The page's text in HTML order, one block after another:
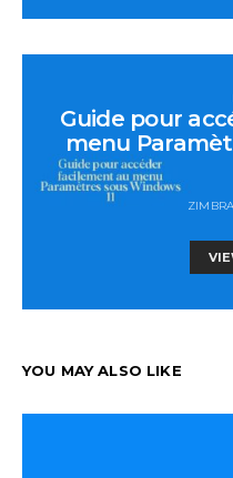
Guide pour
menu
YOU MAY ALSO LIKE